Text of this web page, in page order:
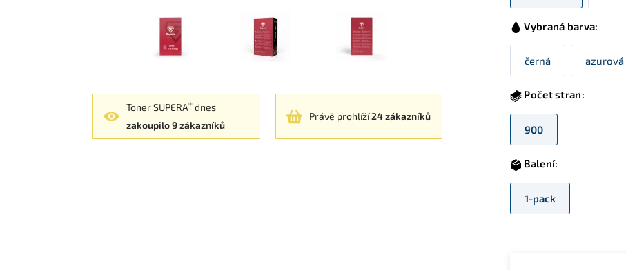
Toner SUPERA® dnes
zakoupilo 9 zákazníků
Právě prohlíží24 zákazníků
Vybraná barva:
černá azurová
Počet stran:
900
Balení:
1-pack